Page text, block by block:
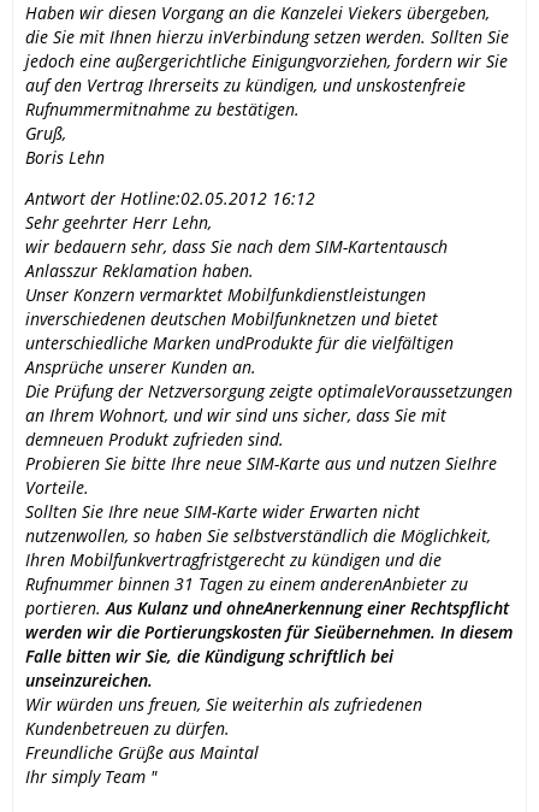
Haben wir diesen Vorgang an die Kanzelei Viekers übergeben,
die Sie mit Ihnen hierzu inVerbindung setzen werden. Sollten Sie
jedoch eine außergerichtliche Einigungvorziehen, fordern wir Sie
auf den Vertrag Ihrerseits zu kündigen, und unskostenfreie
Rufnummermitnahme zu bestätigen.
Gruß,
Boris Lehn
Antwort der Hotline:02.05.2012 16:12
Sehr geehrter Herr Lehn,
wir bedauern sehr, dass Sie nach dem SIM-Kartentausch
Anlasszur Reklamation haben.
Unser Konzern vermarktet Mobilfunkdienstleistungen
inverschiedenen deutschen Mobilfunknetzen und bietet
unterschiedliche Marken undProdukte für die vielfältigen
Ansprüche unserer Kunden an.
Die Prüfung der Netzversorgung zeigte optimaleVoraussetzungen
an Ihrem Wohnort, und wir sind uns sicher, dass Sie mit
demneuen Produkt zufrieden sind.
Probieren Sie bitte Ihre neue SIM-Karte aus und nutzen SieIhre
Vorteile.
Sollten Sie Ihre neue SIM-Karte wider Erwarten nicht
nutzenwollen, so haben Sie selbstverständlich die Möglichkeit,
Ihren Mobilfunkvertragfristgerecht zu kündigen und die
Rufnummer binnen 31 Tagen zu einem anderenAnbieter zu
portieren.Aus Kulanz und ohneAnerkennung einer Rechtspflicht
werden wir die Portierungskosten für Sieübernehmen. In diesem
Falle bitten wir Sie, die Kündigung schriftlich bei
unseinzureichen.
Wir würden uns freuen, Sie weiterhin als zufriedenen
Kundenbetreuen zu dürfen.
Freundliche Grüße aus Maintal
Ihr simply Team "